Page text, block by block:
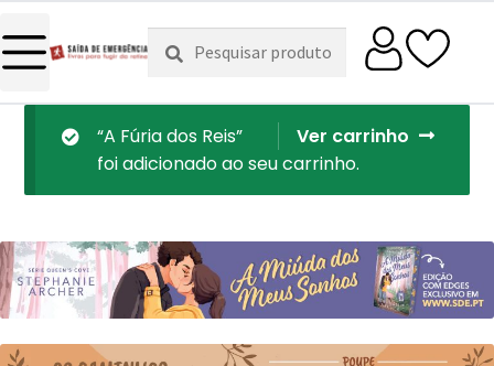
Pesquisar
por:
Pesquisa
Ver carrinho
“A Fúria dos Reis”
foi adicionado ao seu carrinho.